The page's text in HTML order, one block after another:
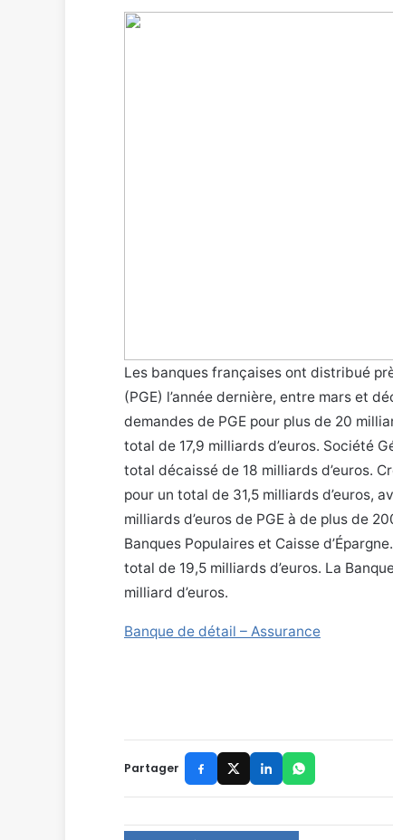
Les banques françaises ont distribué
(PGE) l’année dernière, entre mars et
demandes de PGE pour plus de 20
total de 17,9 milliards d’euros. Société
total décaissé de 18 milliards d’euros.
pour un total de 31,5 milliards d’euros,
milliards d’euros de PGE à de plus de
Banques Populaires et Caisse
total de 19,5 milliards d’euros. La
milliard d’euros.
Banque de détail – Assurance
Partager